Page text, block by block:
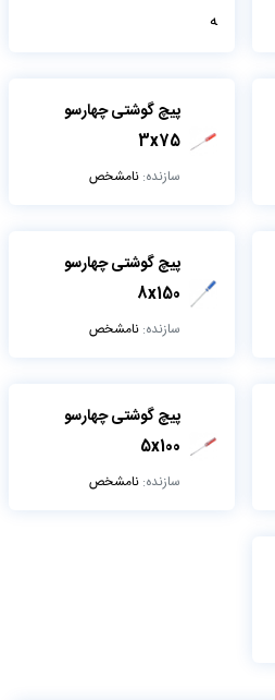
پیچ گوشتی چهارسو
3x75
سازنده:نامشخص
پیچ گوشتی چهارسو
8x150
سازنده:نامشخص
پیچ گوشتی چهارسو
5x100
سازنده:نامشخص